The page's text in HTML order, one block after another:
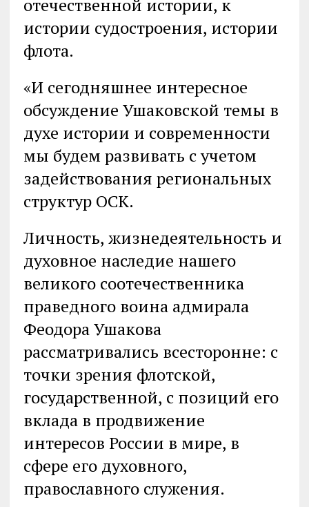
отечественной истории, к
истории судостроения, истории
флота.
«И сегодняшнее интересное
обсуждение Ушаковской темы в
духе истории и современности
мы будем развивать с учетом
задействования региональных
структур ОСК.
Личность, жизнедеятельность и
духовное наследие нашего
великого соотечественника
праведного воина адмирала
Феодора Ушакова
рассматривались всесторонне: с
точки зрения флотской,
государственной, с позиций его
вклада в продвижение
интересов России в мире, в
сфере его духовного,
православного служения.